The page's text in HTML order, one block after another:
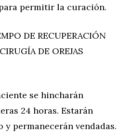
permitir la curación.
DE RECUPERACIÓN
DE OREJAS
se hincharán
24 horas. Estarán
y permanecerán vendadas.